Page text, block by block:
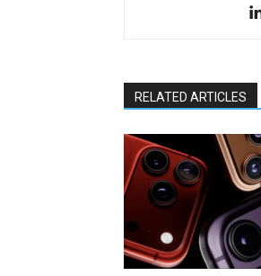
RELATED ARTICLES